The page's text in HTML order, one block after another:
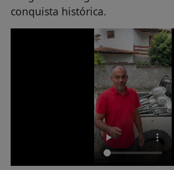
conquista histórica.